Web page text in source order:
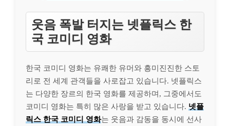
웃음 폭발 터지는 넷플릭스 한
국 코미디 영화
한국 코미디 영화는 유쾌한 유머와 흥미진진한 스토
리로 전 세계 관객들을 사로잡고 있습니다. 넷플릭스
는 다양한 장르의 한국 영화를 제공하며, 그중에서도
코미디 영화는 특히 많은 사랑을 받고 있습니다. 넷플
릭스 한국 코미디 영화는 웃음과 감동을 동시에 선사